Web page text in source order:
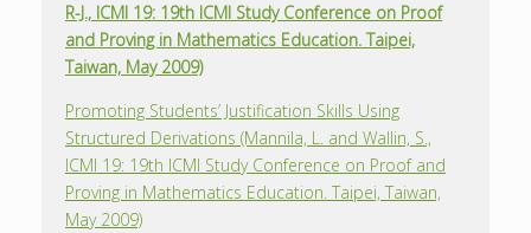
R-J., ICMI 19: 19th ICMI Study Conference on Proof
and Proving in Mathematics Education. Taipei,
Taiwan, May 2009)
Promoting Students’ Justification Skills Using
Structured Derivations (Mannila, L. and Wallin, S.,
ICMI 19: 19th ICMI Study Conference on Proof and
Proving in Mathematics Education. Taipei, Taiwan,
May 2009)